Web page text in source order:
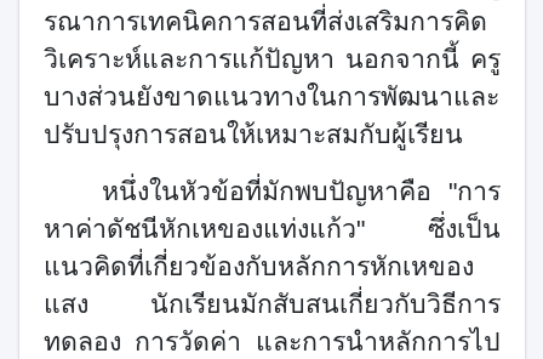
รณาการเทคนิคการสอนที่ส่งเสริมการคิด
วิเคราะห์และการแก้ปัญหา นอกจากนี้ ครู
บางส่วนยังขาดแนวทางในการพัฒนาและ
ปรับปรุงการสอนให้เหมาะสมกับผู้เรียน
หนึ่งในหัวข้อที่มักพบปัญหาคือ "การ
หาค่าดัชนีหักเหของแท่งแก้ว" ซึ่งเป็น
แนวคิดที่เกี่ยวข้องกับหลักการหักเหของ
แสง นักเรียนมักสับสนเกี่ยวกับวิธีการ
ทดลอง การวัดค่า และการนำหลักการไป